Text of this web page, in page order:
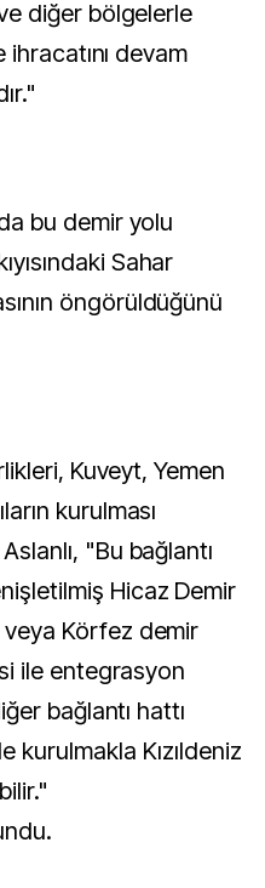
diğer bölgelerle
devam
bu demir yolu
Sahar
öngörüldüğünü
Kuveyt, Yemen
kurulması
"Bu bağlantı
Hicaz Demir
veya Körfez demir
ile entegrasyon
bağlantı hattı
kurulmakla Kızıldeniz